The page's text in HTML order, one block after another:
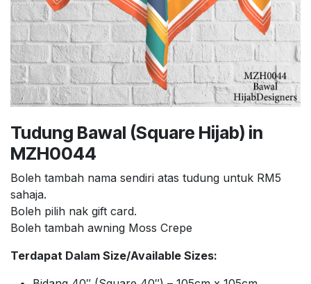
Tudung Bawal (Square Hijab) in
MZH0044
Boleh tambah nama sendiri atas tudung untuk RM5
sahaja.
Boleh pilih nak gift card.
Boleh tambah awning Moss Crepe
Terdapat Dalam Size/Available Sizes: